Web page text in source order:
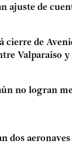
ajuste de
cierre de
Valparaíso
no logran
dos